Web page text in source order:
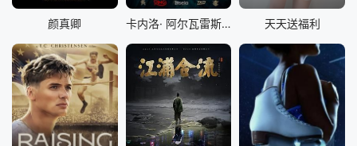
颜真卿 卡内洛· 阿尔瓦雷斯 vs 特伦斯·克劳福德 天天送福利